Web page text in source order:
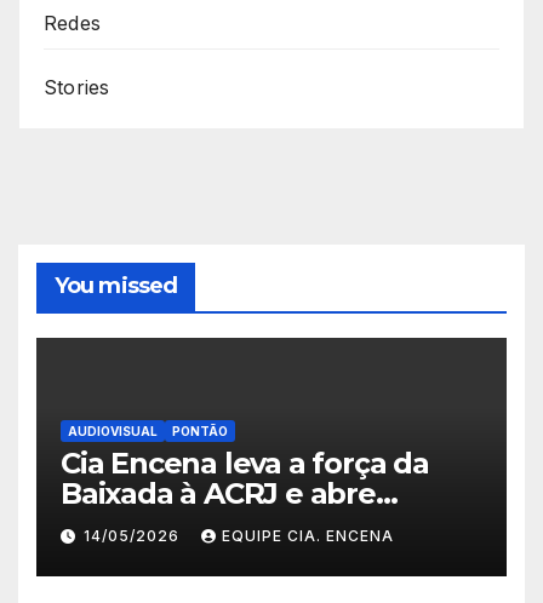
Redes
Stories
You missed
AUDIOVISUAL PONTÃO
Cia Encena leva a força da
Baixada à ACRJ e abre
inscrições para a 2ª turma do
Fazendo Meu Primeiro Filme”
em Nova Iguaçu
14/05/2026 EQUIPE CIA. ENCENA